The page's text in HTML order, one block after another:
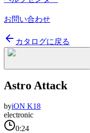
お問い合わせ
カタログに戻る
Astro Attack
byiON K18
electronic
0:24